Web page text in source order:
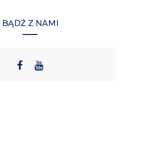
BĄDŹ Z NAMI